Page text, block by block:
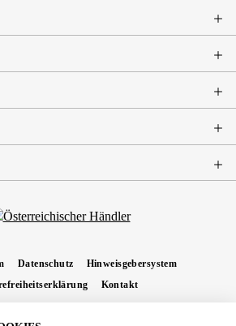
Datenschutz
Hinweisgebersystem
Kontakt